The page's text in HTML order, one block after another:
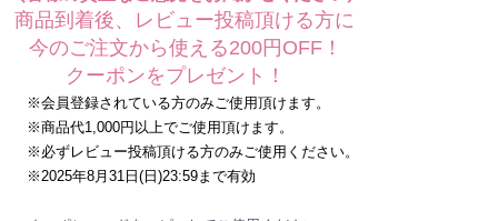
商品到着後、レビュー投稿頂ける方に
今のご注文から使える200円OFF！
クーポンをプレゼント！
※会員登録されている方のみご使用頂けます。
※商品代1,000円以上でご使用頂けます。
※必ずレビュー投稿頂ける方のみご使用ください。
※2025年8月31日(日)23:59まで有効